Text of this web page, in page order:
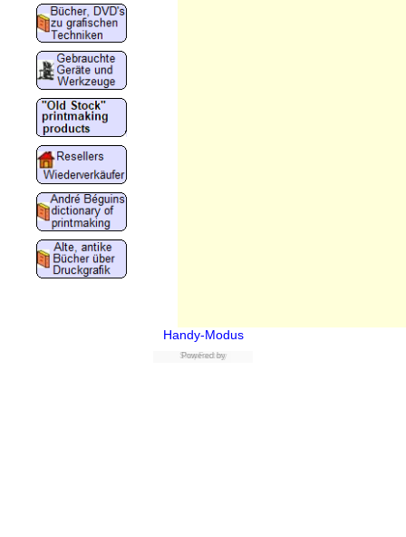
Handy-Modus
Powered by
ShopFactory